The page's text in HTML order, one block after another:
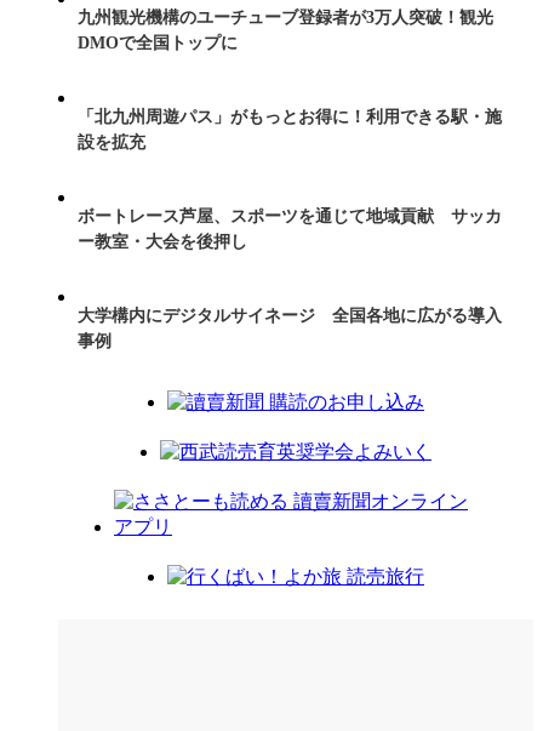
九州観光機構のユーチューブ登録者が3万人突破！観光
DMOで全国トップに
「北九州周遊パス」がもっとお得に！利用できる駅・施
設を拡充
ボートレース芦屋、スポーツを通じて地域貢献 サッカ
ー教室・大会を後押し
大学構内にデジタルサイネージ 全国各地に広がる導入
事例